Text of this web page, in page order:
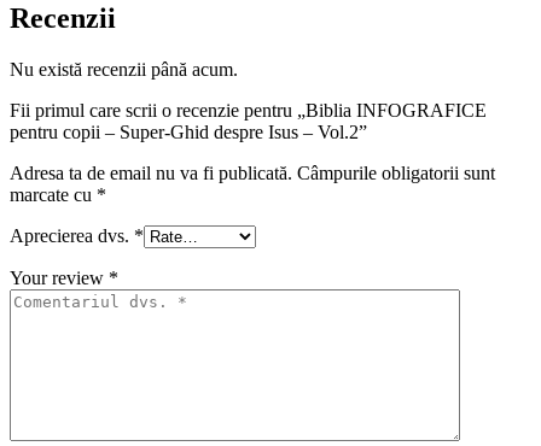
Recenzii
Nu există recenzii până acum.
Fii primul care scrii o recenzie pentru „Biblia INFOGRAFICE
pentru copii – Super-Ghid despre Isus – Vol.2”
Adresa ta de email nu va fi publicată. Câmpurile obligatorii sunt
marcate cu *
Aprecierea dvs. *
Your review *